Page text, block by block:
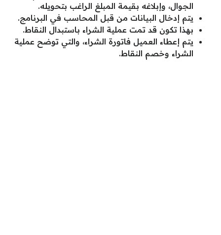
الجوال، وإبلاغه بقيمة المبلغ الراغب بتحويله.
يتم إدخال البيانات من قبل المحاسب في البرنامج.
بهذا تكون قد تمت عملية الشراء باستبدال النقاط.
يتم إعطاء العميل فاتورة الشراء، والتي توضح عملية
الشراء وخصم النقاط.